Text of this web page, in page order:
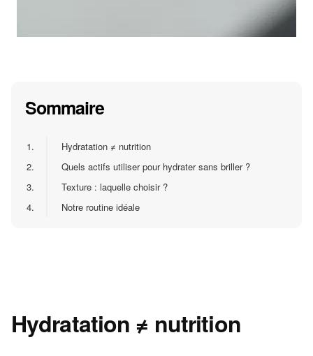
Sommaire
1.
Hydratation ≠ nutrition
2.
Quels actifs utiliser pour hydrater sans briller ?
3.
Texture : laquelle choisir ?
4.
Notre routine idéale
Hydratation ≠ nutrition